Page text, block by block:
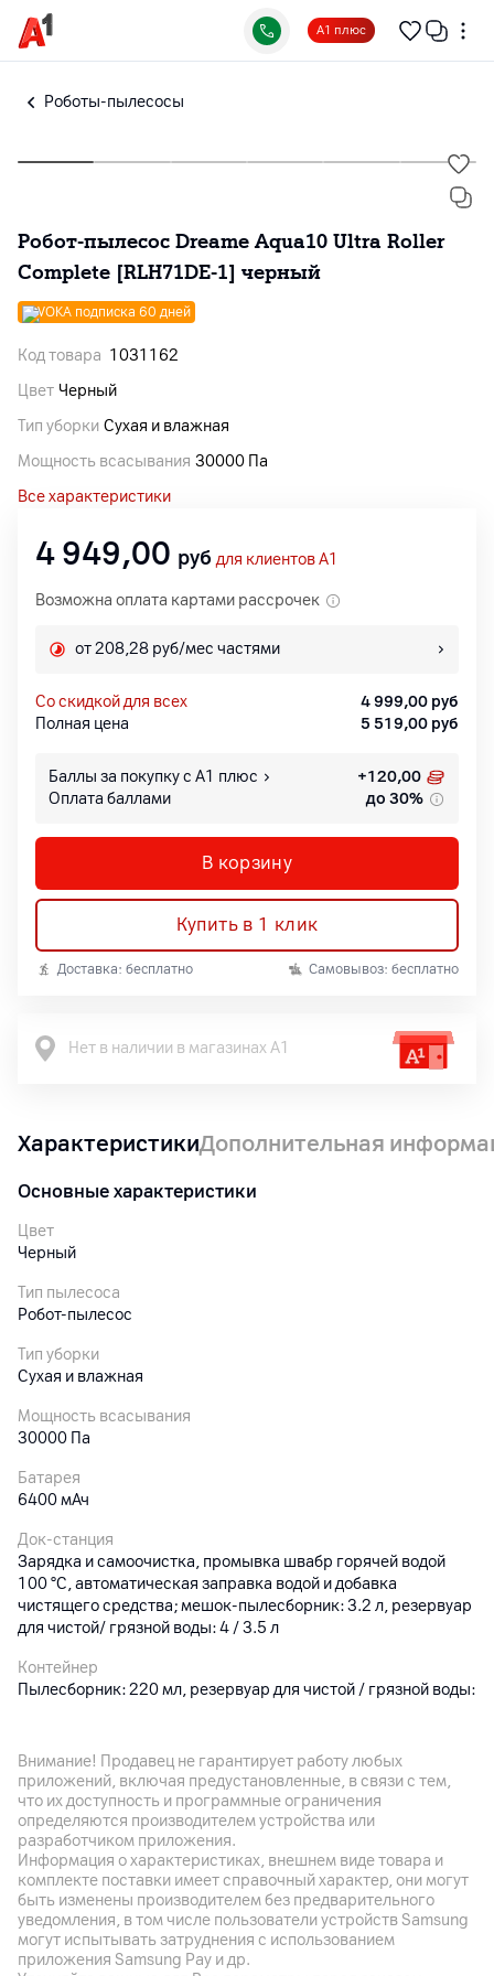
А1 плюс
Роботы-пылесосы
Робот-пылесос Dreame Aqua10 Ultra Roller
Complete [RLH71DE-1] черный
VOKA подписка 60 дней
Код товара 1031162
Цвет Черный
Тип уборки Сухая и влажная
Мощность всасывания 30000 Па
Все характеристики
4 949,00 руб для клиентов A1
Возможна оплата картами рассрочек
от 208,28 руб/мес частями
со скидкой для всех 4 999,00 руб
Полная цена
5 519,00 руб
Баллы за покупку с А1 плюс +120,00
Оплата баллами
до 30%
В корзину
Купить в 1 клик
Доставка: бесплатно Самовывоз: бесплатно
Нет в наличии в магазинах А1
ХарактеристикиДополнительная
Основные характеристики
Цвет
Черный
Тип пылесоса
Робот-пылесос
Тип уборки
Сухая и влажная
Мощность всасывания
30000 Па
Батарея
6400 мАч
Док-станция
Зарядка и самоочистка, промывка швабр горячей водой
100 °C, автоматическая заправка водой и добавка
чистящего средства; мешок-пылесборник: 3.2 л, резервуар
для чистой/ грязной воды: 4 / 3.5 л
Контейнер
Пылесборник: 220 мл, резервуар для чистой / грязной воды:
Габариты
Пылесос: 350 x 350 x 97,5 мм (с убраным лидаром), 350 x
350 x 120 мм (с поднятым лидаром); 5.8 кг; док-станция:
420 x 440 x 505 мм; 11.1 кг
Особенности
Выдвижение швабры (эффективная уборка вдоль краев, до
4 см под мебелью или в углах); предотвращение
столкновений: лидар + две HD-камеры с поддержкой ИИ;
автоматический подъем швабр; умный объезд препятствий
и режим обучения на безе NVIDIA; преодоление порогов
Внимание! Продавец не гарантирует работу любых
приложений, включая предустановленные, в связи с тем,
что их доступность и программные ограничения
определяются производителем устройства или
разработчиком приложения.
Информация о характеристиках, внешнем виде товара и
комплекте поставки имеет справочный характер, они могут
быть изменены производителем без предварительного
уведомления, в том числе пользователи устройств Samsung
могут испытывать затруднения с использованием
приложения Samsung Pay и др.